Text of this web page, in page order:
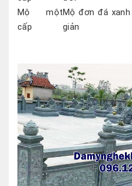
Mộ một
cấp
Mộ đơn đá
giản